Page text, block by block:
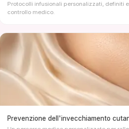
Protocolli infusionali personalizzati, definiti
controllo medico.
Prevenzione dell'invecchiamento